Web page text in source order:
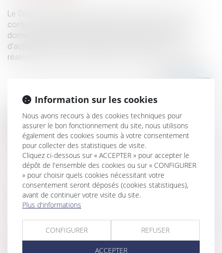
Le Groupe d'experts du Conseil de l'Europe sur la lutte
contre la violence à l'égard des femmes et la violence
domestique (GREVIO) a publié son rapport annuel
d'activités, qui met en lumière les principales étapes et
réalisations du Groupe d'experts en 2022...
Historique
Violences conjugales : le dépôt de plainte étendu à tous
les hôpitaux de l'AP-HP
Les violences sexistes en France
Violence à l’égard des femmes : le GREVIO publie son
rapport annuel
Violences conjugales et signalement
d'alarme sur les financements
Information sur les cookies
Nous avons recours à des cookies techniques pour
assurer le bon fonctionnement du site, nous utilisons
également des cookies soumis à votre consentement
pour collecter des statistiques de visite.
Cliquez ci-dessous sur « ACCEPTER » pour accepter le
dépôt de l'ensemble des cookies ou sur « CONFIGURER
» pour choisir quels cookies nécessitant votre
consentement seront déposés (cookies statistiques),
avant de continuer votre visite du site.
Plus d'informations
CONFIGURER REFUSER
ACCEPTER